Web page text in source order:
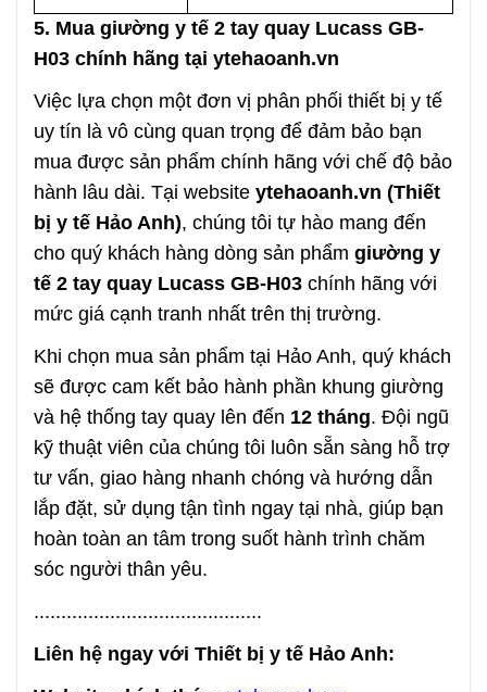
5. Mua giường y tế 2 tay quay Lucass GB-
H03 chính hãng tại ytehaoanh.vn
Việc lựa chọn một đơn vị phân phối thiết bị y tế
uy tín là vô cùng quan trọng để đảm bảo bạn
mua được sản phẩm chính hãng với chế độ bảo
hành lâu dài. Tại website ytehaoanh.vn (Thiết
bị y tế Hảo Anh), chúng tôi tự hào mang đến
cho quý khách hàng dòng sản phẩm giường y
tế 2 tay quay Lucass GB-H03 chính hãng với
mức giá cạnh tranh nhất trên thị trường.
Khi chọn mua sản phẩm tại Hảo Anh, quý khách
sẽ được cam kết bảo hành phần khung giường
và hệ thống tay quay lên đến 12 tháng. Đội ngũ
kỹ thuật viên của chúng tôi luôn sẵn sàng hỗ trợ
tư vấn, giao hàng nhanh chóng và hướng dẫn
lắp đặt, sử dụng tận tình ngay tại nhà, giúp bạn
hoàn toàn an tâm trong suốt hành trình chăm
sóc người thân yêu.
..........................................
Liên hệ ngay với Thiết bị y tế Hảo Anh: